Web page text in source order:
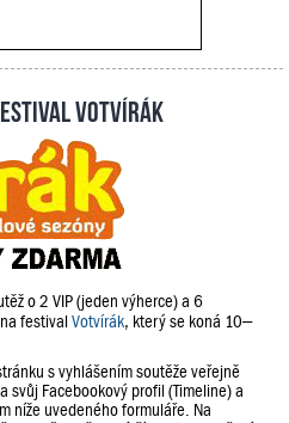
Votvírák
o 2 VIP (jeden výherce) a 6
festivalVotvírák, který se koná 10–
s vyhlášením soutěže veřejně
svůj Facebookový profil (Timeline) a
níže uvedeného formuláře. Na